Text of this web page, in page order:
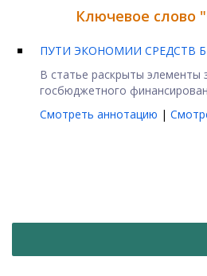
Ключевое
ПУТИ ЭКОНОМИИ СРЕДСТВ
В статье раскрыты
госбюджетного
Смотреть аннотацию |